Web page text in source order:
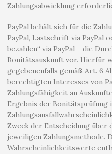
Zahlungsabwicklung
PayPal behält sich für die
PayPal, Lastschrift via PayPal
bezahlen“ via PayPal – die
Bonitätsauskunft vor. Hierfür
gegebenenfalls gemäß Art. 6
berechtigten Interesses von
Zahlungsfähigkeit an
Ergebnis der Bonitätsprüfung
Zweck der Entscheidung
jeweiligen Zahlungsmethode.
Wahrscheinlichkeitswerte